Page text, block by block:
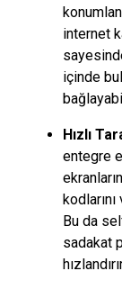
internet
içinde
Hızlı
entegre
kodlarını
Bu da
sadakat